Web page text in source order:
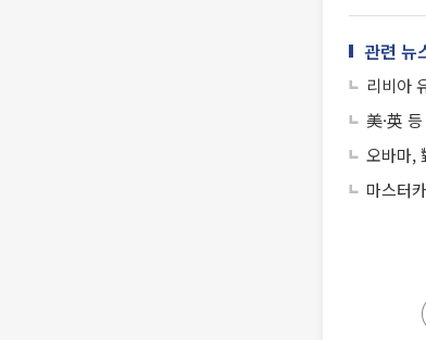
관련 뉴
리비아
美·英
오바마,
마스터